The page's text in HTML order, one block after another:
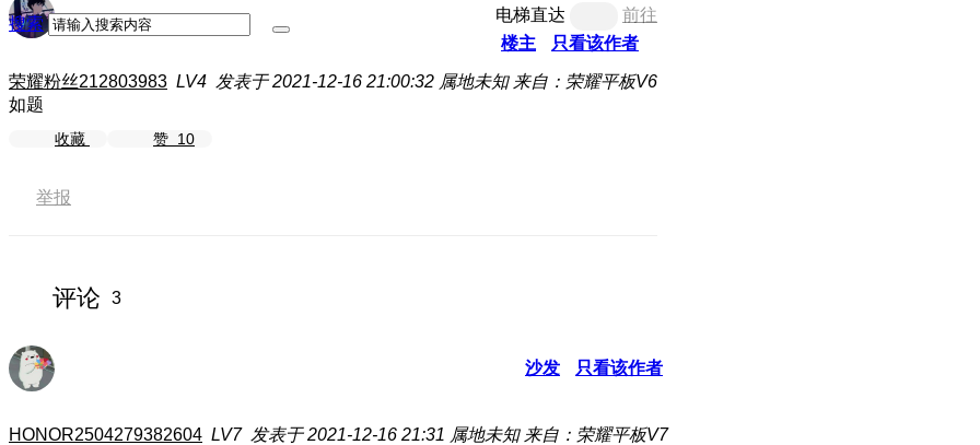
搜索 电梯直达
前往
楼主
只看该作者
荣耀粉丝212803983 LV4 发表于 2021-12-16 21:00:32 属地未知 来自：荣耀平板V6
如题
收藏 赞 10
举报
评论 3
沙发 只看该作者
HONOR2504279382604 LV7 发表于 2021-12-16 21:31 属地未知 来自：荣耀平板V7